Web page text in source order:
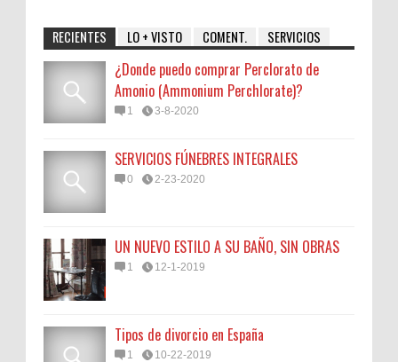
RECIENTES LO + VISTO COMENT. SERVICIOS
¿Donde puedo comprar Perclorato de
Amonio (Ammonium Perchlorate)?
1 3-8-2020
SERVICIOS FÚNEBRES INTEGRALES
0 2-23-2020
UN NUEVO ESTILO A SU BAÑO, SIN OBRAS
1 12-1-2019
Tipos de divorcio en España
1 10-22-2019